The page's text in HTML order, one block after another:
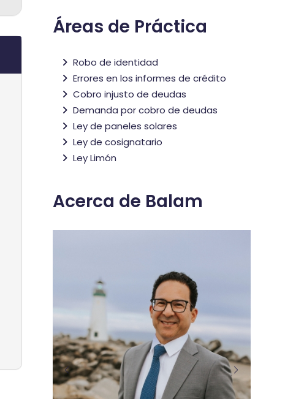
Áreas de Práctica
Robo de identidad
Errores en los informes de crédito
Cobro injusto de deudas
Demanda por cobro de deudas
Ley de paneles solares
Ley de cosignatario
Ley Limón
Acerca de Balam